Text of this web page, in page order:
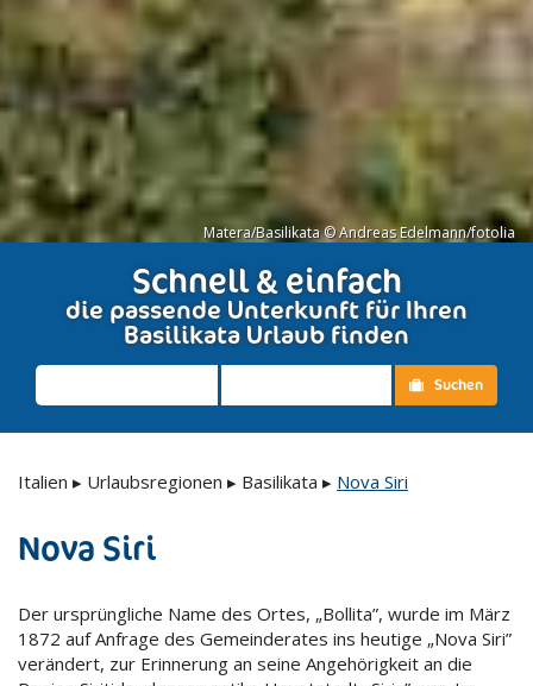
Matera/Basilikata © Andreas Edelmann/fotolia
Schnell & einfach
die passende Unterkunft für Ihren
Basilikata Urlaub finden
Suchen
Italien ▸ Urlaubsregionen ▸ Basilikata ▸ Nova Siri
Nova Siri
Der ursprüngliche Name des Ortes, „Bollita”, wurde im März
1872 auf Anfrage des Gemeinderates ins heutige „Nova Siri”
verändert, zur Erinnerung an seine Angehörigkeit an die